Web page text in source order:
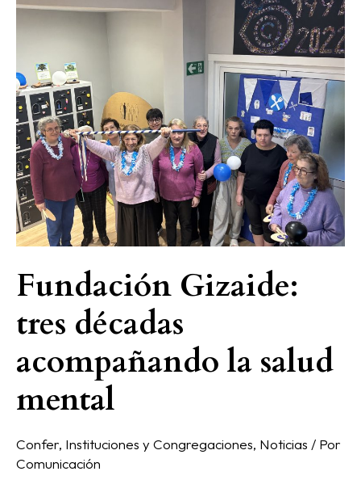
Fundación Gizaide:
tres décadas
acompañando la salud
mental
Confer, Instituciones y Congregaciones, Noticias / Por
Comunicación
Fundación
Gizaide:
décadas
acompañando
la
salud
mental